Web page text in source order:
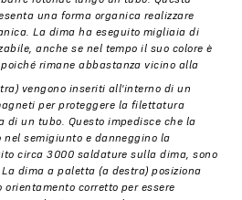
una forma organica realizzare
La dima ha eseguito migliaia di
anche se nel tempo il suo colore è
rimane abbastanza vicino alla
vengono inseriti all'interno di un
per proteggere la filettatura
un tubo. Questo impedisce che la
semigiunto e danneggino la
circa 3000 saldature sulla dima, sono
dima a paletta (a destra) posiziona
corretto per essere